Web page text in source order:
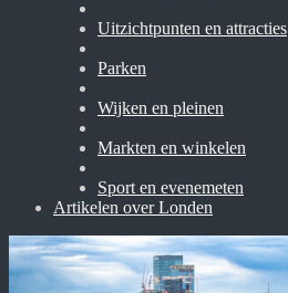
Uitzichtpunten en attracties
Parken
Wijken en pleinen
Markten en winkelen
Sport en evenemeten
Artikelen over Londen